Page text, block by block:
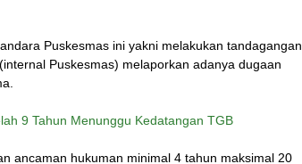
Puskesmas ini yakni melakukan tandagangan
Puskesmas) melaporkan adanya dugaan
9 Tahun Menunggu Kedatangan TGB
ancaman hukuman minimal 4 tahun maksimal 20